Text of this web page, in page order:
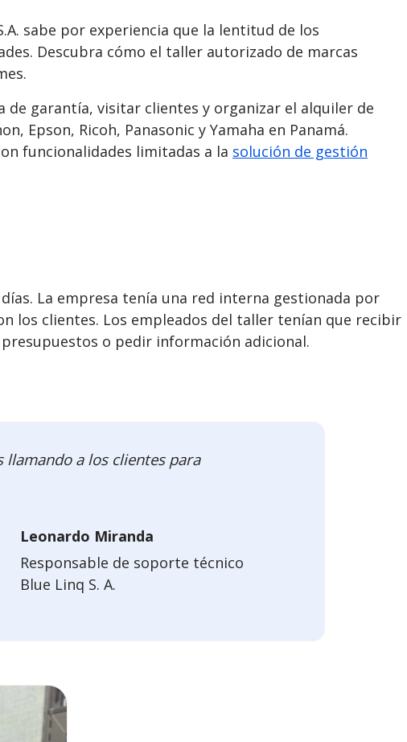
sabe por experiencia que la lentitud de los
Descubra cómo el taller autorizado de marcas
de garantía, visitar clientes y organizar el alquiler de
Epson, Ricoh, Panasonic y Yamaha en Panamá.
funcionalidades limitadas a la solución de gestión
La empresa tenía una red interna gestionada por
los clientes. Los empleados del taller tenían que recibir
o pedir información adicional.
llamando a los clientes para
Leonardo Miranda
Responsable de soporte técnico
Blue Linq S. A.